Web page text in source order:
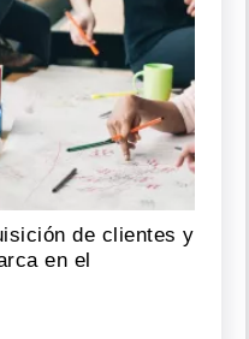
de clientes y
en el